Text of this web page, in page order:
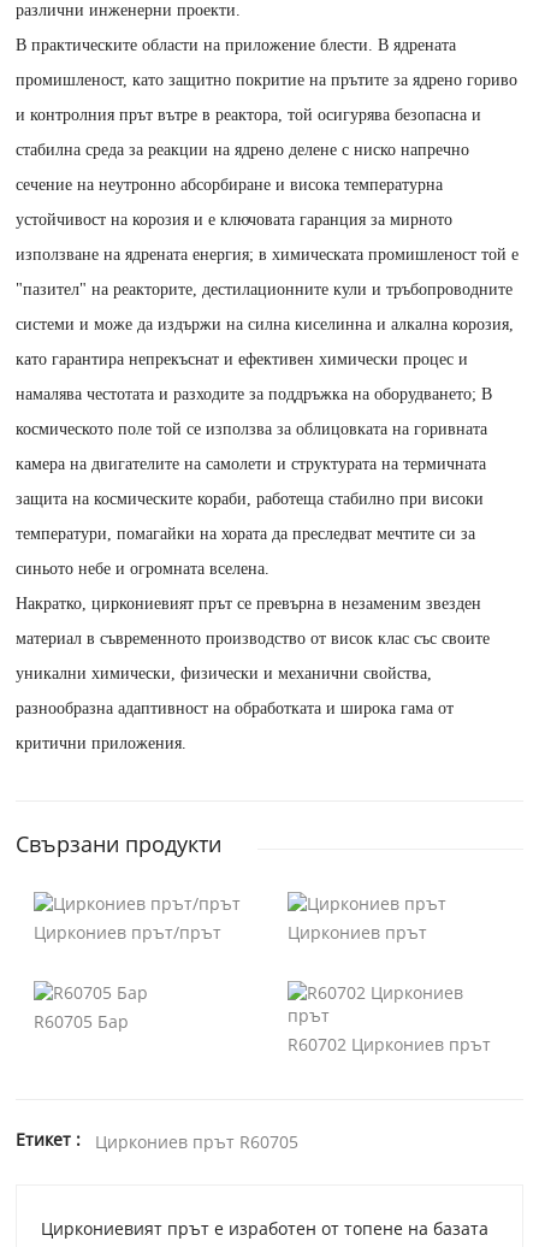
различни инженерни проекти.
В практическите области на приложение блести. В ядрената
промишленост, като защитно покритие на прътите за ядрено гориво
и контролния прът вътре в реактора, той осигурява безопасна и
стабилна среда за реакции на ядрено делене с ниско напречно
сечение на неутронно абсорбиране и висока температурна
устойчивост на корозия и е ключовата гаранция за мирното
използване на ядрената енергия; в химическата промишленост той е
"пазител" на реакторите, дестилационните кули и тръбопроводните
системи и може да издържи на силна киселинна и алкална корозия,
като гарантира непрекъснат и ефективен химически процес и
намалява честотата и разходите за поддръжка на оборудването; В
космическото поле той се използва за облицовката на горивната
камера на двигателите на самолети и структурата на термичната
защита на космическите кораби, работеща стабилно при високи
температури, помагайки на хората да преследват мечтите си за
синьото небе и огромната вселена.
Накратко, циркониевият прът се превърна в незаменим звезден
материал в съвременното производство от висок клас със своите
уникални химически, физически и механични свойства,
разнообразна адаптивност на обработката и широка гама от
критични приложения.
Свързани продукти
Циркониев прът/прът Циркониев прът
R60705 Бар
R60702 Циркониев прът
Етикет : Циркониев прът R60705
Циркониевият прът е изработен от топене на базата